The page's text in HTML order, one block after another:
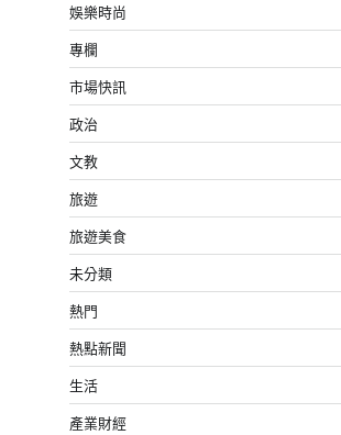
娛樂時尚
專欄
市場快訊
政治
文教
旅遊
旅遊美食
未分類
熱門
熱點新聞
生活
產業財經